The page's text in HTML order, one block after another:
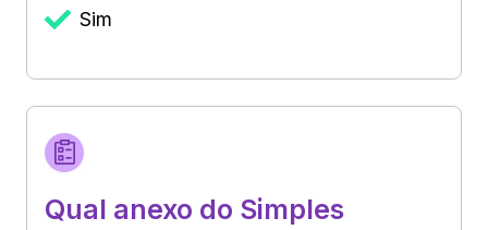
Sim
Qual anexo do Simples